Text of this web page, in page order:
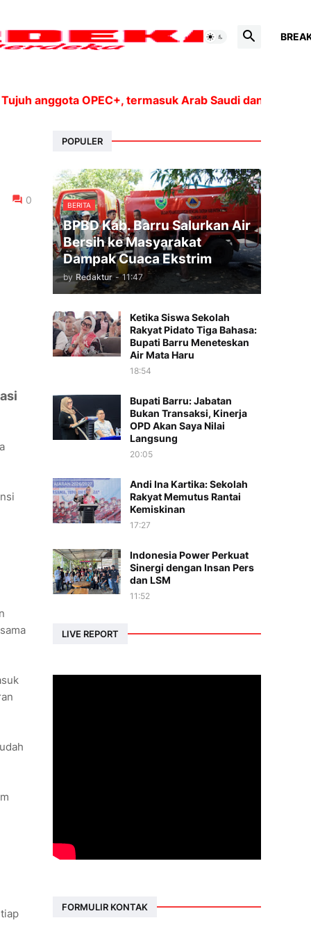
OPEC+, termasuk Arab Saudi dan Rusia, akan
0
POPULER
BERITA
BPBD Kab. Barru Salurkan Air
Bersih ke Masyarakat
Dampak Cuaca Ekstrim
by Redaktur - 11:47
Ketika Siswa Sekolah
Rakyat Pidato Tiga Bahasa:
Bupati Barru Meneteskan
Air Mata Haru
18:54
Bupati Barru: Jabatan
Bukan Transaksi, Kinerja
OPD Akan Saya Nilai
Langsung
20:05
Andi Ina Kartika: Sekolah
Rakyat Memutus Rantai
Kemiskinan
17:27
Indonesia Power Perkuat
Sinergi dengan Insan Pers
dan LSM
11:52
LIVE REPORT
FORMULIR KONTAK